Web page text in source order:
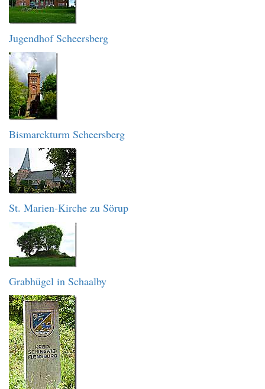
Jugendhof Scheersberg
Bismarckturm Scheersberg
St. Marien-Kirche zu Sörup
Grabhügel in Schaalby